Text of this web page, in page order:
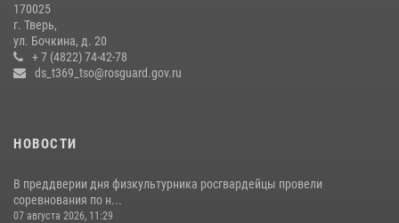
Росгвардейцы оказали помощь водителю на дороге в городе Кашин
22 июля 2026, 08:35
170025
г. Тверь,
ул. Бочкина, д. 20
+ 7 (4822) 74-42-78
ds_t369_tso@rosguard.gov.ru
НОВОСТИ
В преддверии дня физкультурника росгвардейцы провели
соревнования по н...
07 августа 2026, 11:29